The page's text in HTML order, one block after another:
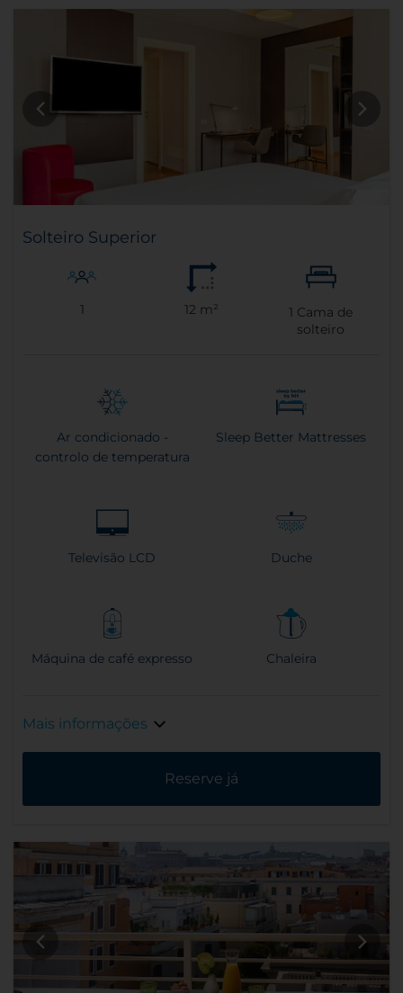
Solteiro Superior
1 12 m² 1 Cama de
solteiro
Ar condicionado -
controlo de temperatura
Sleep Better Mattresses
Televisão LCD Duche
Máquina de café expresso Chaleira
Mais informações
Reserve já